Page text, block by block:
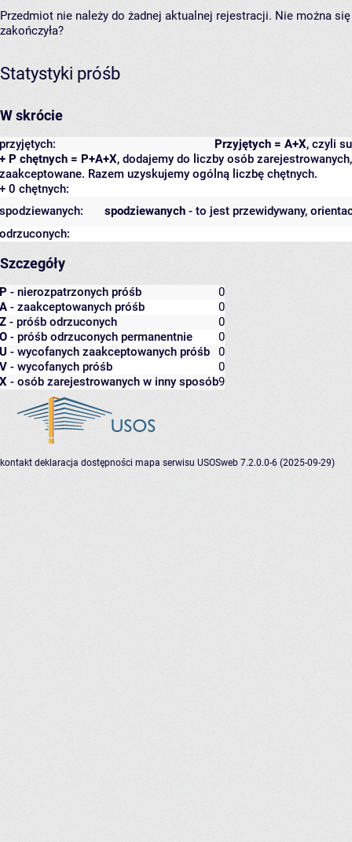
Przedmiot nie należy do żadnej aktualnej rejestracji. Nie można
zakończyła?
Statystyki próśb
W skrócie
Przyjętych = A+X, czyli
przyjętych:
+ P chętnych = P+A+X, dodajemy do liczby osób
zaakceptowane. Razem uzyskujemy ogólną liczbę chętnych.
+ 0 chętnych:
spodziewanych - to jest przewidywany,
spodziewanych:
odrzuconych:
Szczegóły
P - nierozpatrzonych próśb
0
A - zaakceptowanych próśb
0
Z - próśb odrzuconych
0
O - próśb odrzuconych permanentnie
0
U - wycofanych zaakceptowanych próśb
0
V - wycofanych próśb
0
X - osób zarejestrowanych w inny sposób9
kontakt deklaracja dostępności mapa serwisu USOSweb 7.2.0.0-6 (2025-09-29)